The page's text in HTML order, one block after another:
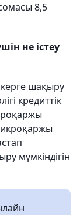
8,5
не істеу
шақыру
кредиттік
мүмкіндігін